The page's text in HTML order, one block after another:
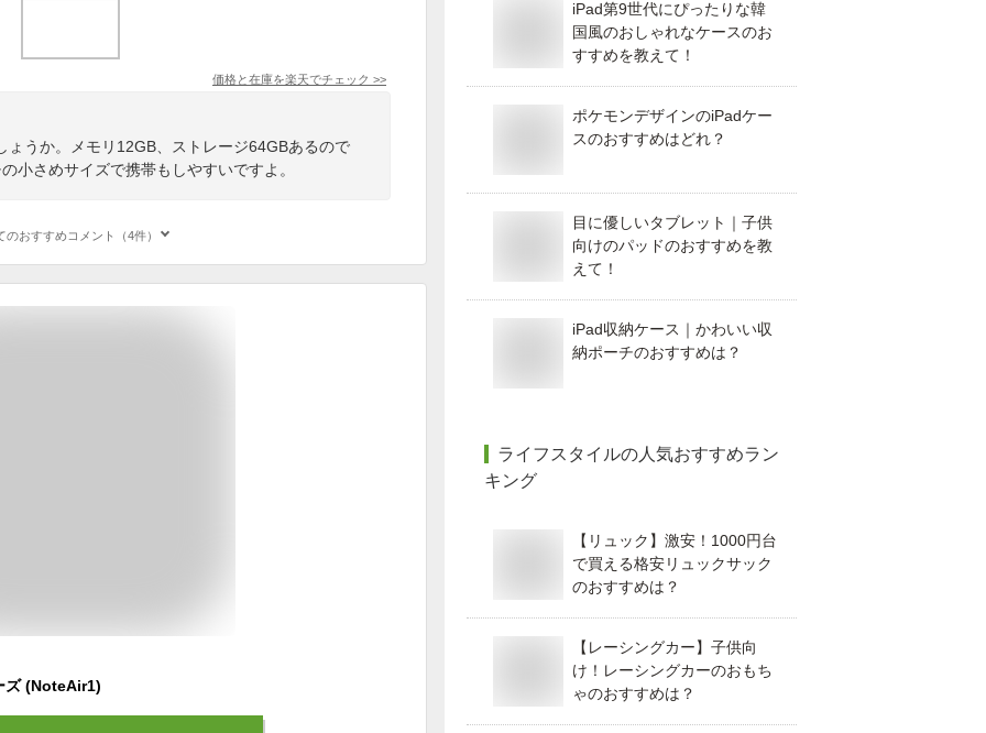
価格と在庫を楽天でチェック >>
ょうか。メモリ12GB、ストレージ64GBあるので
小さめサイズで携帯もしやすいですよ。
のおすすめコメント（4件）
ズ (NoteAir1)
iPad第9世代にぴったりな韓
国風のおしゃれなケースのお
すすめを教えて！
ポケモンデザインのiPadケー
スのおすすめはどれ？
目に優しいタブレット｜子供
向けのパッドのおすすめを教
えて！
iPad収納ケース｜かわいい収
納ポーチのおすすめは？
ライフスタイルの人気おすすめラン
キング
【リュック】激安！1000円台
で買える格安リュックサック
のおすすめは？
【レーシングカー】子供向
け！レーシングカーのおもち
ゃのおすすめは？